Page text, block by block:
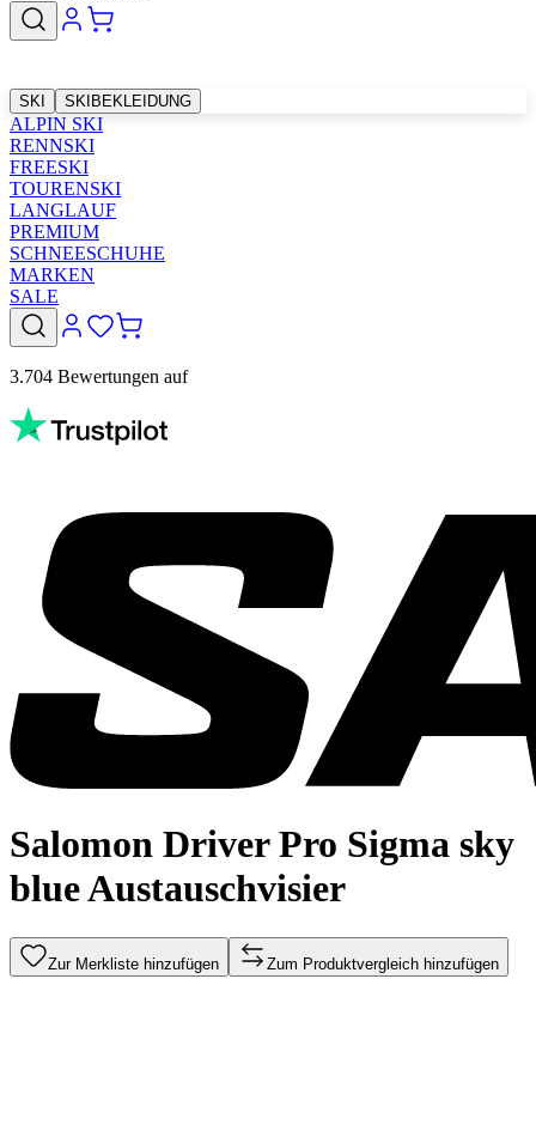
SKI SKIBEKLEIDUNG
ALPIN SKI
RENNSKI
FREESKI
TOURENSKI
LANGLAUF
PREMIUM
SCHNEESCHUHE
MARKEN
SALE
3.704 Bewertungen auf
Salomon Driver Pro Sigma sky
blue Austauschvisier
Zur Merkliste hinzufügen Zum Produktvergleich hinzufügen